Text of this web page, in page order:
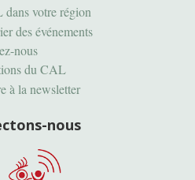
votre région
des événements
nous
du CAL
à la newsletter
nous